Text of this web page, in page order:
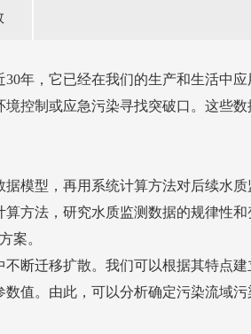
30年，它已经在我们的生产和生活中
控制或应急污染寻找突破口。这些
模型，再用系统计算方法对后续水
方法，研究水质监测数据的规律性
案。
断迁移扩散。我们可以根据其特点
值。由此，可以分析确定污染流域